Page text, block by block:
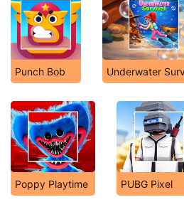
Punch Bob Underwater
Poppy Playtime PUBG Pixel